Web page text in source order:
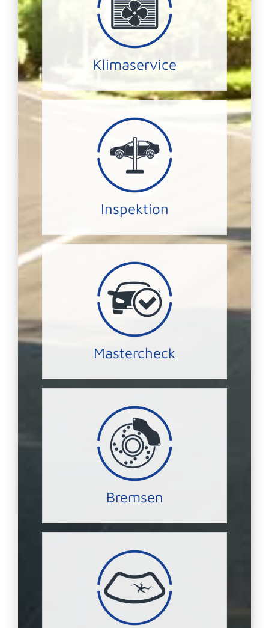
Klimaservice
Ihnen ist es im Winter zu kalt und
im Sommer zu heiß in Ihrem Auto?
Inspektion
INSPEKTION
Wir kümmern uns um Ihr bestes
Stück – Inspektionen nach
Herstellervorgaben mit Serviceheft
Eintrag.
Mastercheck
PKW Mastercheck
Wir überprüfen Ihren PKW,
Transporter, LKW oder Wohnmobil
mittels unseres ausführlichen
Masterchecks.
Bremsen
BREMSEN-SERVICE
Ihre Sicherheit liegt UNS am
Herzen! Bitte schützen Sie sich und
andere und kommen zum Bremsen-
Service.
Ein Steinschlag kann schnell und
kostengünstig repariert werden. Bei
UNS haben Sie immer klare Sicht.